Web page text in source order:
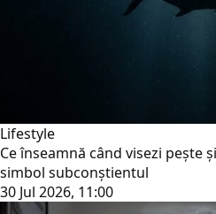
Lifestyle
Ce înseamnă când visezi pește
simbol subconștientul
30 Jul 2026, 11:00